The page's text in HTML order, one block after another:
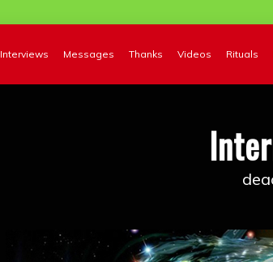
Interviews Messages Thanks Videos Rituals